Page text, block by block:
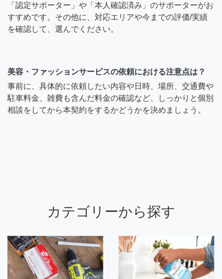
「認定サポーター」や「本人確認済み」のサポーターがお
すすめです。その他に、対応エリアや今までの評価/実績
を確認して、選んでください。
美容・ファッションサービスの依頼における注意点は？
事前に、具体的に依頼したい内容や日時、場所、交通費や
駐車料金、雑費も含んだ料金の確認など、しっかりと個別
相談をしてから本契約をするかどうかを決めましょう。
カテゴリーから探す